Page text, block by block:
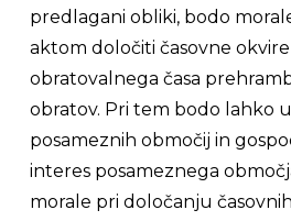
predlagani obliki, bodo
aktom določiti časovne
obratovalnega časa
obratov. Pri tem bodo lahko
posameznih območij in
interes posameznega
morale pri določanju